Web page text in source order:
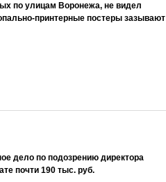
по улицам Воронежа, не видел
принтерные постеры зазывают
дело по подозрению директора
почти 190 тыс. руб.